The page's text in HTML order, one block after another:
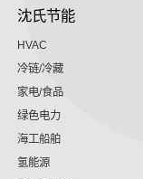
沈氏节能
HVAC
冷链/冷藏
家电/食品
绿色电力
海工船舶
氢能源